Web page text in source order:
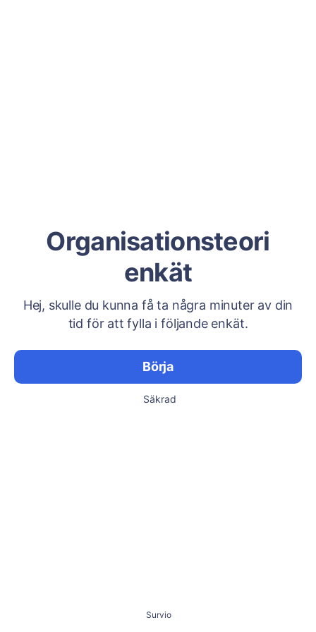
Organisationsteori
enkät
Hej, skulle du kunna få ta några minuter av din
tid för att fylla i följande enkät.
Börja
Säkrad
Survio